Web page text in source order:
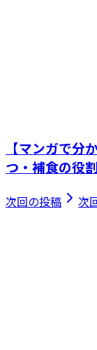
【マンガで分
つ・補食の役
次回の投稿 次